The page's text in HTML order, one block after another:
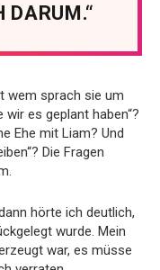
DARUM.“
wem sprach sie um
es geplant haben“?
Ehe mit Liam? Und
Die Fragen
hörte ich deutlich,
wurde. Mein
war, es müsse